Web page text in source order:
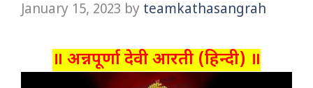
January 15, 2023 by teamkathasangrah
॥ अन्नपूर्णा देवी आरती (हिन्दी) ॥